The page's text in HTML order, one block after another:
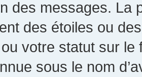
des messages. La
des étoiles ou
votre statut sur
sous le nom